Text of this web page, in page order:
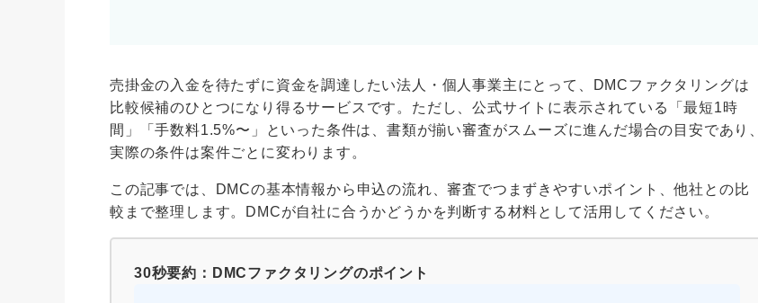
売掛金の入金を待たずに資金を調達したい法人・個人事業主にとって、DMCファクタリングは
比較候補のひとつになり得るサービスです。ただし、公式サイトに表示されている「最短1時
間」「手数料1.5%〜」といった条件は、書類が揃い審査がスムーズに進んだ場合の目安であり、
実際の条件は案件ごとに変わります。
この記事では、DMCの基本情報から申込の流れ、審査でつまずきやすいポイント、他社との比
較まで整理します。DMCが自社に合うかどうかを判断する材料として活用してください。
30秒要約：DMCファクタリングのポイント